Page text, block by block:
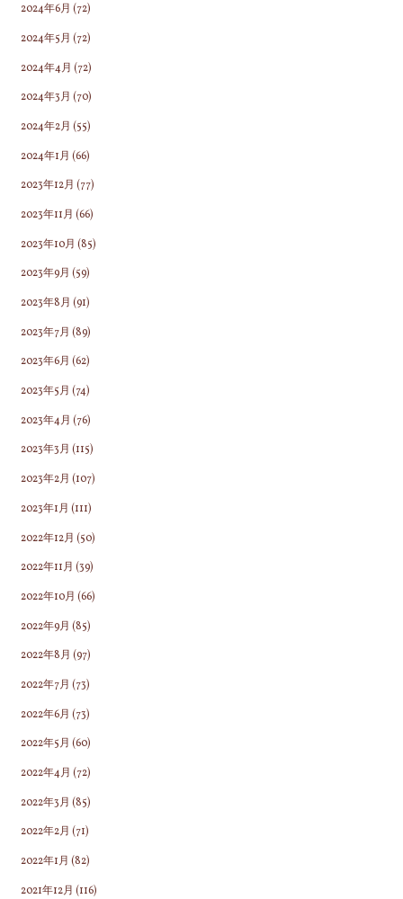
2024年6月 (72)
2024年5月 (72)
2024年4月 (72)
2024年3月 (70)
2024年2月 (55)
2024年1月 (66)
2023年12月 (77)
2023年11月 (66)
2023年10月 (85)
2023年9月 (59)
2023年8月 (91)
2023年7月 (89)
2023年6月 (62)
2023年5月 (74)
2023年4月 (76)
2023年3月 (115)
2023年2月 (107)
2023年1月 (111)
2022年12月 (50)
2022年11月 (39)
2022年10月 (66)
2022年9月 (85)
2022年8月 (97)
2022年7月 (73)
2022年6月 (73)
2022年5月 (60)
2022年4月 (72)
2022年3月 (85)
2022年2月 (71)
2022年1月 (82)
2021年12月 (116)